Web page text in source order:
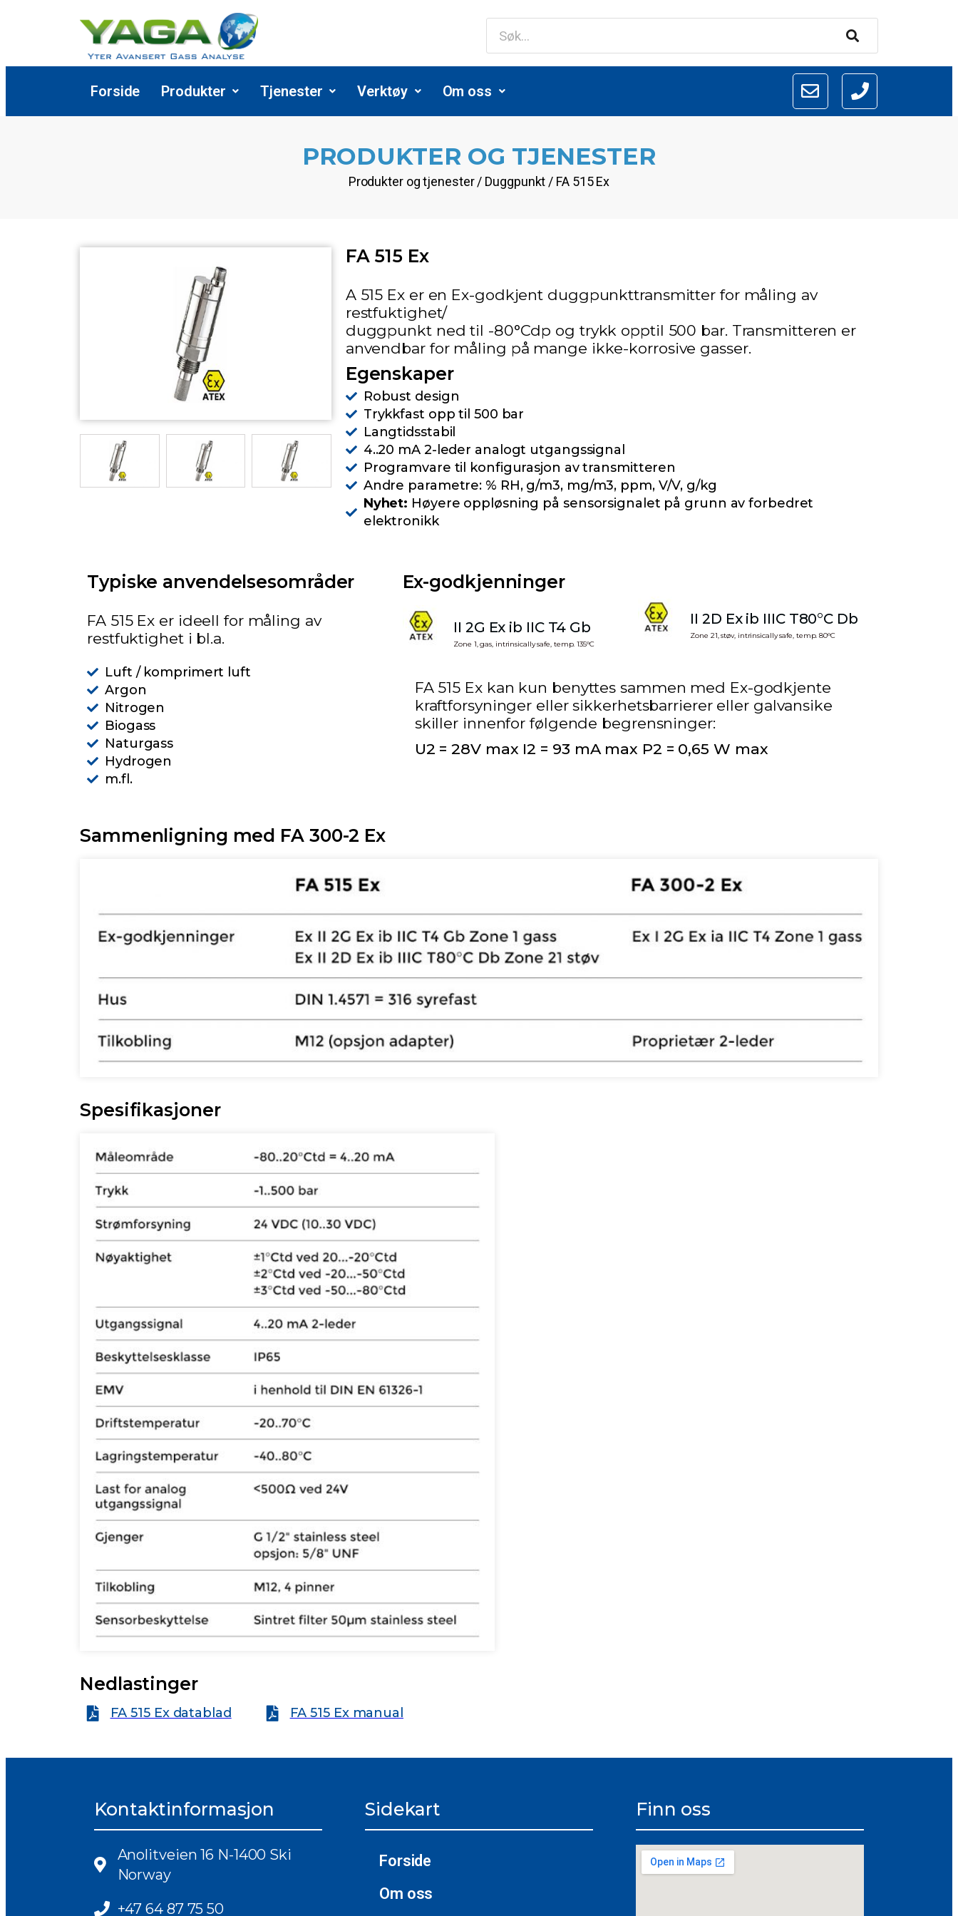
Forside Produkter Tjenester Verktøy Om oss
PRODUKTER OG TJENESTER
Produkter og tjenester / Duggpunkt / FA 515 Ex
FA 515 Ex
A 515 Ex er en Ex-godkjent duggpunkttransmitter for måling av
restfuktighet/
duggpunkt ned til -80°Cdp og trykk opptil 500 bar. Transmitteren er
anvendbar for måling på mange ikke-korrosive gasser.
Egenskaper
Robust design
Trykkfast opp til 500 bar
Langtidsstabil
4..20 mA 2-leder analogt utgangssignal
Programvare til konfigurasjon av transmitteren
Andre parametre: % RH, g/m3, mg/m3, ppm, V/V, g/kg
Nyhet: Høyere oppløsning på sensorsignalet på grunn av forbedret
elektronikk
Typiske anvendelsesområder
FA 515 Ex er ideell for måling av
restfuktighet i bl.a.
Luft / komprimert luft
Argon
Nitrogen
Biogass
Naturgass
Hydrogen
m.fl.
Ex-godkjenninger
II 2G Ex ib IIC T4 Gb
Zone 1, gas, intrinsically safe, temp. 135°C
II 2D Ex ib IIIC T80°C Db
Zone 21, støv, intrinsically safe, temp. 80°C
FA 515 Ex kan kun benyttes sammen med Ex-godkjente
kraftforsyninger eller sikkerhetsbarrierer eller galvansike
skiller innenfor følgende begrensninger:
U2 = 28V max I2 = 93 mA max P2 = 0,65 W max
Sammenligning med FA 300-2 Ex
Spesifikasjoner
Nedlastinger
FA 515 Ex datablad FA 515 Ex manual
Kontaktinformasjon
Anolitveien 16 N-1400 Ski
Norway
+47 64 87 75 50
Sidekart
Forside
Om oss
Finn oss